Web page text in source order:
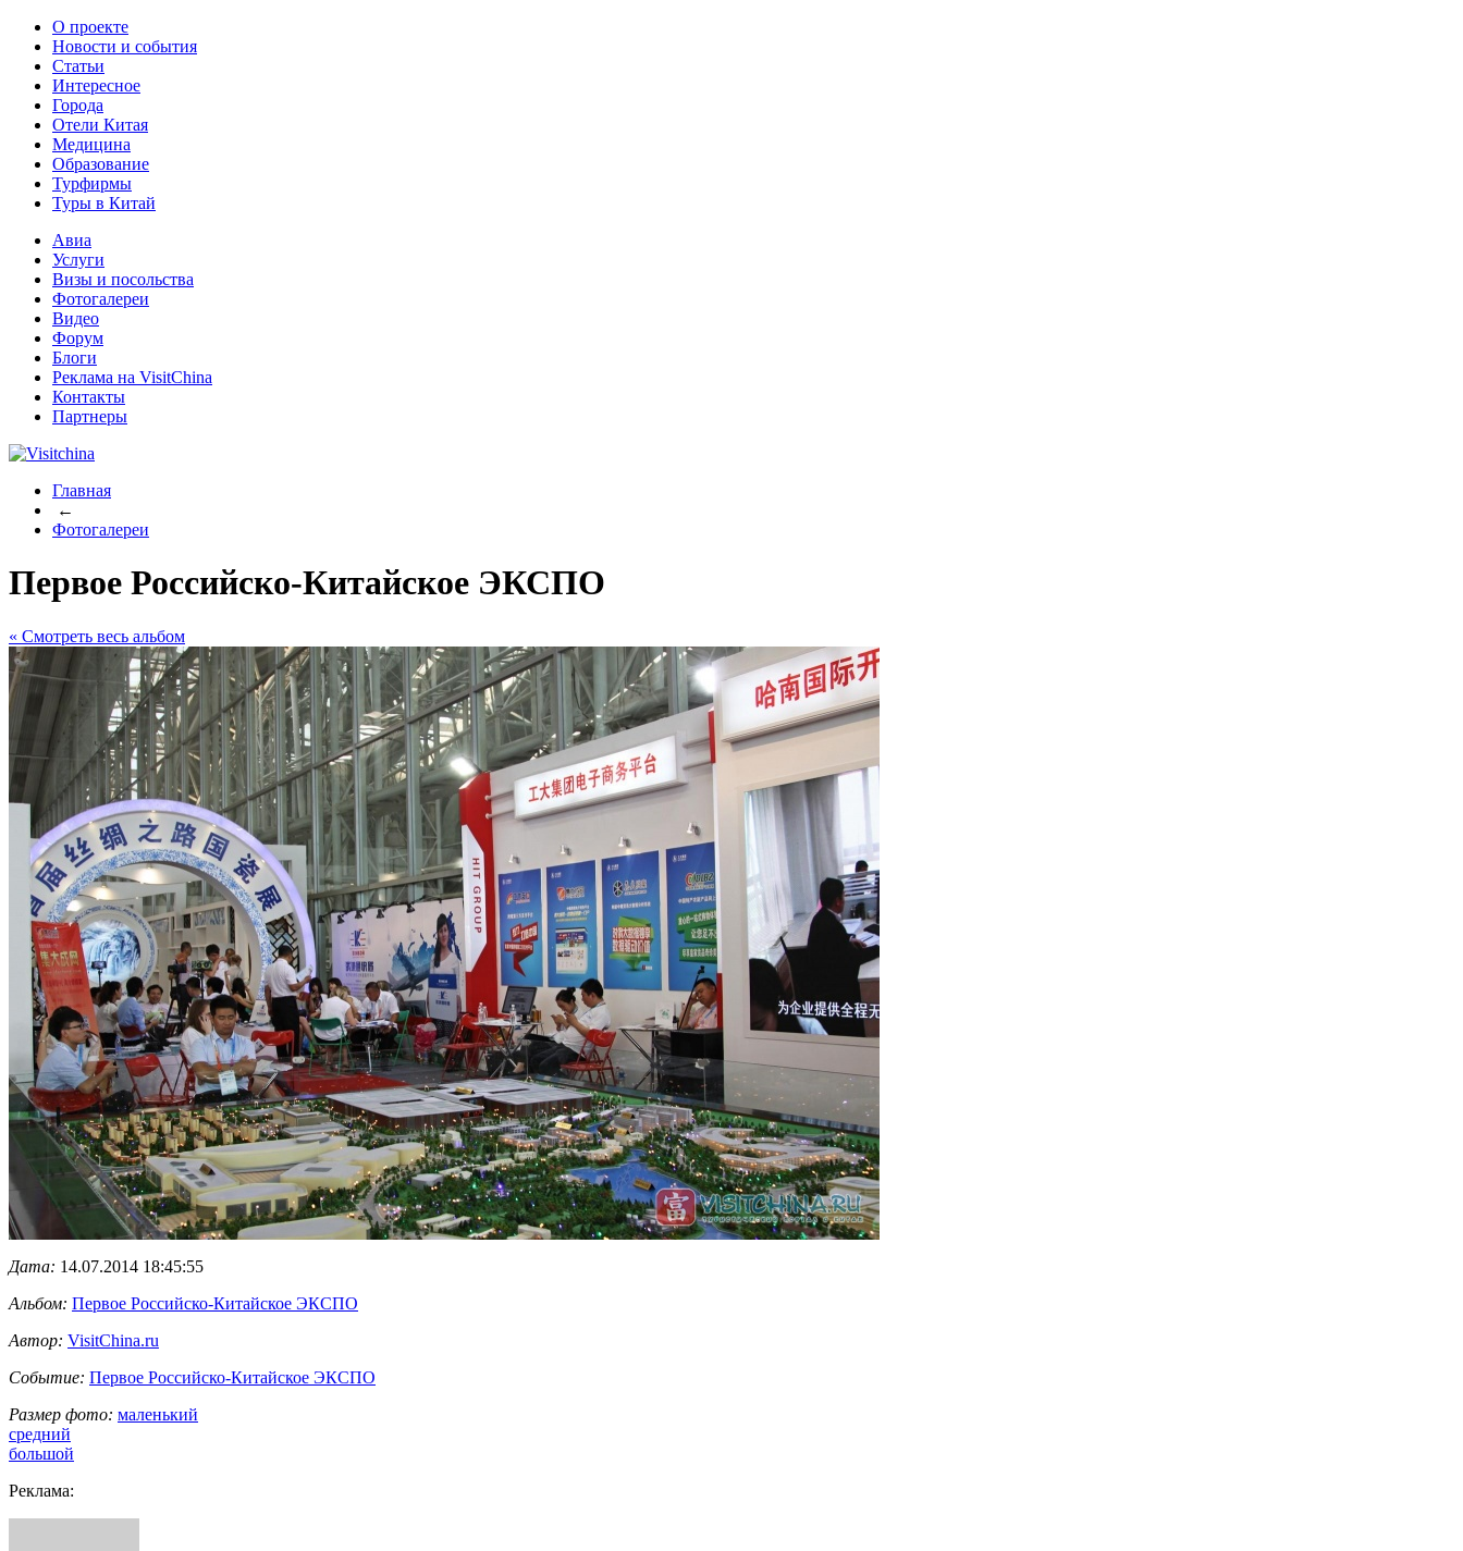
О проекте
Новости и события
Статьи
Интересное
Города
Отели Китая
Медицина
Образование
Турфирмы
Туры в Китай
Авиа
Услуги
Визы и посольства
Фотогалереи
Видео
Форум
Блоги
Реклама на VisitChina
Контакты
Партнеры
Главная
←
Фотогалереи
Первое Российско-Китайское ЭКСПО
« Cмотреть весь альбом
Дата: 14.07.2014 18:45:55
Альбом: Первое Российско-Китайское ЭКСПО
Автор: VisitChina.ru
Событие: Первое Российско-Китайское ЭКСПО
Размер фото: маленький
средний
большой
Реклама: